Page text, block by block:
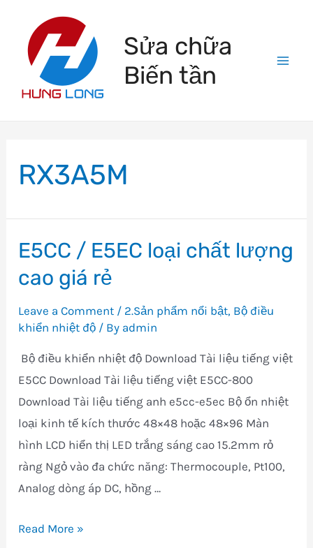
content
Sửa chữa
Biến tần
RX3A5M
E5CC / E5EC loại chất lượng
cao giá rẻ
Leave a Comment / 2.Sản phẩm nổi bật, Bộ điều
khiển nhiệt độ / By admin
Bộ điều khiển nhiệt độ Download Tài liệu tiếng việt
E5CC Download Tài liệu tiếng việt E5CC-800
Download Tài liệu tiếng anh e5cc-e5ec Bộ ổn nhiệt
loại kinh tế kích thước 48×48 hoặc 48×96 Màn
hình LCD hiển thị LED trắng sáng cao 15.2mm rỏ
ràng Ngỏ vào đa chức năng: Thermocouple, Pt100,
Analog dòng áp DC, hồng …
E5CC
Read More »